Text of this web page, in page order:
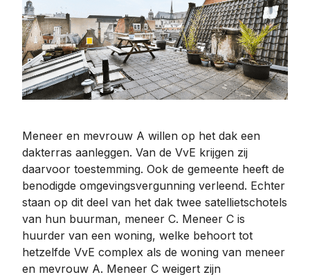
Meneer en mevrouw A willen op het dak een
dakterras aanleggen. Van de VvE krijgen zij
daarvoor toestemming. Ook de gemeente heeft de
benodigde omgevingsvergunning verleend. Echter
staan op dit deel van het dak twee satellietschotels
van hun buurman, meneer C. Meneer C is
huurder van een woning, welke behoort tot
hetzelfde VvE complex als de woning van meneer
en mevrouw A. Meneer C weigert zijn